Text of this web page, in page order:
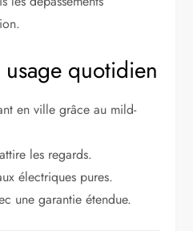
quotidien
en ville grâce au mild-
les regards.
électriques pures.
une garantie étendue.